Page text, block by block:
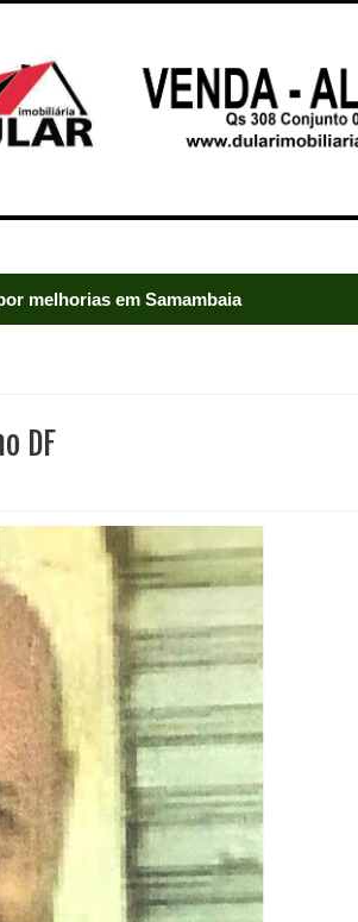
melhorias em Samambaia
pela Justiça
para os feirantes do DF
crianças e adolescentes
Tatu por Samambaia, Recanto das
a economia do Distrito Federal
de Samambaia
em Psytrance em Samambaia
crime ambiental em Samambaia
DF